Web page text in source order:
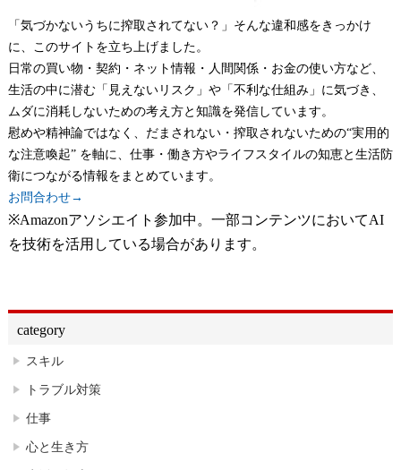
「気づかないうちに搾取されてない？」そんな違和感をきっかけ
に、このサイトを立ち上げました。
日常の買い物・契約・ネット情報・人間関係・お金の使い方など、
生活の中に潜む「見えないリスク」や「不利な仕組み」に気づき、
ムダに消耗しないための考え方と知識を発信しています。
慰めや精神論ではなく、だまされない・搾取されないための“実用的
な注意喚起” を軸に、仕事・働き方やライフスタイルの知恵と生活防
衛につながる情報をまとめています。
お問合わせ→
※Amazonアソシエイト参加中。一部コンテンツにおいてAI
を技術を活用している場合があります。
category
スキル
トラブル対策
仕事
心と生き方